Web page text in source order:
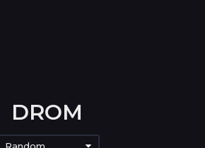
DROM
Random